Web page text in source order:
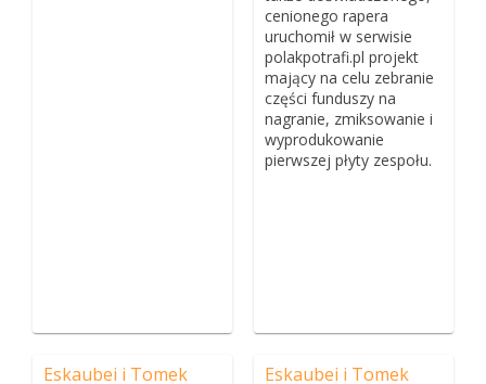
cenionego rapera
uruchomił w serwisie
polakpotrafi.pl projekt
mający na celu zebranie
części funduszy na
nagranie, zmiksowanie i
wyprodukowanie
pierwszej płyty zespołu.
Eskaubei i Tomek Eskaubei i Tomek